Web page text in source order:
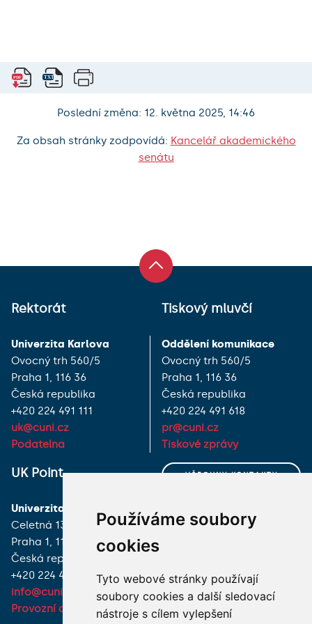
Používáme soubory
cookies
Tyto webové stránky používají
soubory cookies a další sledovací
nástroje s cílem vylepšení
Poslední změna: 12. května 2025, 14:46
Za obsah stránky zodpovídá: Kancelář akademického
senátu
Rektorát
Univerzita Karlova
Ovocný trh 560/5
Praha 1, 116 36
Česká republika
+420 224 491 111
uk@cuni.cz
Podatelna
Tiskový mluvčí
Oddělení komunikace
Ovocný trh 560/5
Praha 1, 116 36
Česká republika
+420 224 491 618
pr@cuni.cz
Tiskové zprávy
UK Point
Univerzita Karlova
Celetná 13
Praha 1, 116 36
Česká republika
+420 224 491 850
info@cuni.cz
Provozní doba a kontakty
VŠECHNY KONTAKTY